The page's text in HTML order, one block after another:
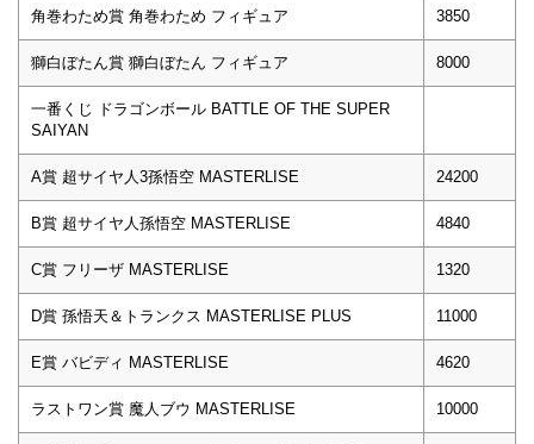
角巻わため賞 角巻わため フィギュア 3850
獅白ぼたん賞 獅白ぼたん フィギュア 8000
一番くじ ドラゴンボール BATTLE OF THE SUPER
SAIYAN
A賞 超サイヤ人3孫悟空 MASTERLISE 24200
B賞 超サイヤ人孫悟空 MASTERLISE 4840
C賞 フリーザ MASTERLISE 1320
D賞 孫悟天＆トランクス MASTERLISE PLUS 11000
E賞 バビディ MASTERLISE 4620
ラストワン賞 魔人ブウ MASTERLISE 10000